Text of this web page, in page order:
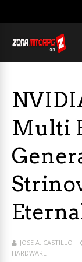
Multi
JOSE A. CASTILLO
HARDWARE